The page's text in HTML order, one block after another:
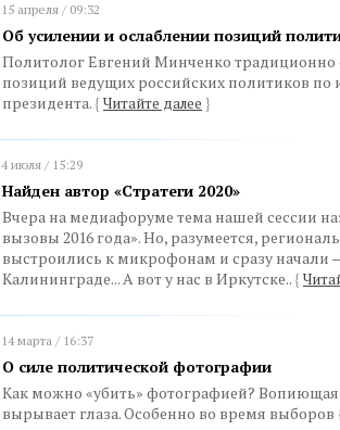
15 апреля / 09:32
Об усилении и ослаблении позиций
Политолог Евгений Минченко традиционно
позиций ведущих российских политиков
президента. { Читайте далее }
4 июля / 15:29
Найден автор «Стратеги 2020»
Вчера на медиафоруме тема нашей сессии
вызовы 2016 года». Но, разумеется,
выстроились к микрофонам и сразу начали
Калининграде... А вот у нас в Иркутске.. {
14 марта / 16:37
О силе политической фотографии
Как можно «убить» фотографией?
вырывает глаза. Особенно во время выборов